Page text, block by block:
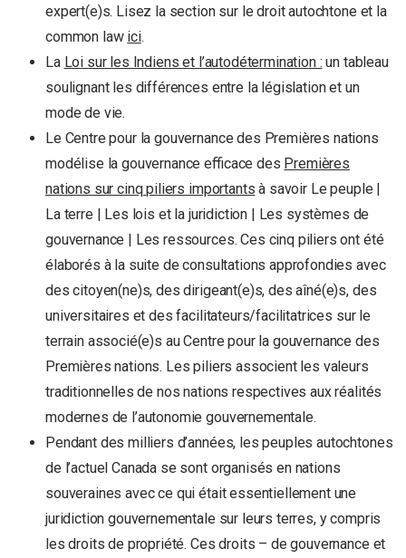
expert(e)s. Lisez la section sur le droit autochtone et la
common law ici.
La Loi sur les Indiens et l’autodétermination : un tableau
soulignant les différences entre la législation et un
mode de vie.
Le Centre pour la gouvernance des Premières nations
modélise la gouvernance efficace des Premières
nations sur cinq piliers importants à savoir Le peuple |
La terre | Les lois et la juridiction | Les systèmes de
gouvernance | Les ressources. Ces cinq piliers ont été
élaborés à la suite de consultations approfondies avec
des citoyen(ne)s, des dirigeant(e)s, des aîné(e)s, des
universitaires et des facilitateurs/facilitatrices sur le
terrain associé(e)s au Centre pour la gouvernance des
Premières nations. Les piliers associent les valeurs
traditionnelles de nos nations respectives aux réalités
modernes de l’autonomie gouvernementale.
Pendant des milliers d’années, les peuples autochtones
de l’actuel Canada se sont organisés en nations
souveraines avec ce qui était essentiellement une
juridiction gouvernementale sur leurs terres, y compris
les droits de propriété. Ces droits – de gouvernance et